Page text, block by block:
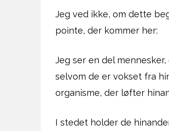
Jeg ved ikke, om dette
pointe, der kommer her:
Jeg ser en del
selvom de er vokset fra
organisme, der løfter
I stedet holder de